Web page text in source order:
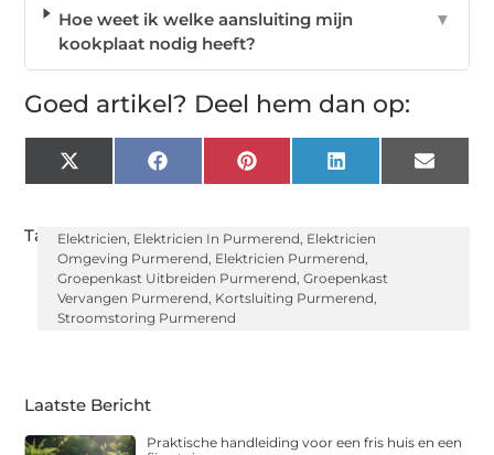
Hoe weet ik welke aansluiting mijn
kookplaat nodig heeft?
▼
Goed artikel? Deel hem dan op:
X
(Twitter)
FacebookPinterest LinkedIn Email
Tags:Elektricien, Elektricien In Purmerend, Elektricien
Omgeving Purmerend, Elektricien Purmerend,
Groepenkast Uitbreiden Purmerend, Groepenkast
Vervangen Purmerend, Kortsluiting Purmerend,
Stroomstoring Purmerend
Laatste Bericht
Praktische handleiding voor een fris huis en een